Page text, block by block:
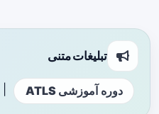
تبلیغات متنی
دوره آموزشی ATLS